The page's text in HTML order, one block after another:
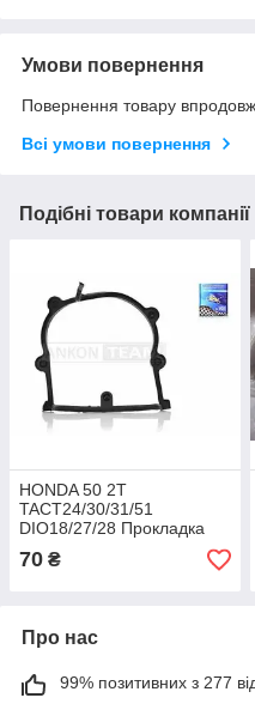
Умови повернення
Повернення товару
Всі умови повернення
Подібні товари компанії
HONDA 50 2T
TACT24/30/31/51
DIO18/27/28 Прокладка
кришки варіатора фірма
LIPAI — Японія під
70 ₴
Про нас
99% позитивних з 277